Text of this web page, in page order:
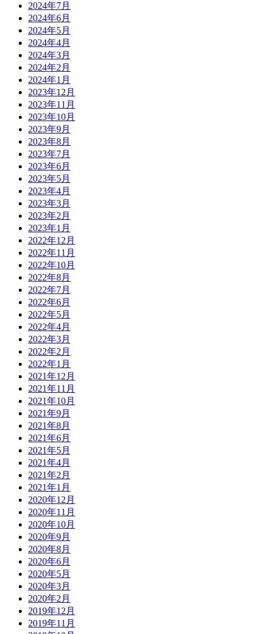
2024年7月
2024年6月
2024年5月
2024年4月
2024年3月
2024年2月
2024年1月
2023年12月
2023年11月
2023年10月
2023年9月
2023年8月
2023年7月
2023年6月
2023年5月
2023年4月
2023年3月
2023年2月
2023年1月
2022年12月
2022年11月
2022年10月
2022年8月
2022年7月
2022年6月
2022年5月
2022年4月
2022年3月
2022年2月
2022年1月
2021年12月
2021年11月
2021年10月
2021年9月
2021年8月
2021年6月
2021年5月
2021年4月
2021年2月
2021年1月
2020年12月
2020年11月
2020年10月
2020年9月
2020年8月
2020年6月
2020年5月
2020年3月
2020年2月
2019年12月
2019年11月